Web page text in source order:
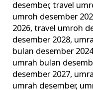
desember,travel
umroh desember
2026,travel umroh
desember 2028,
bulan desember
umrah bulan
desember 2027,
umrah desember,